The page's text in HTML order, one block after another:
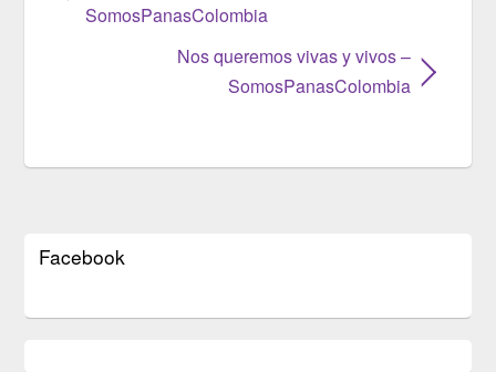
SomosPanasColombia
Nos queremos vivas y vivos –
SomosPanasColombia
Facebook